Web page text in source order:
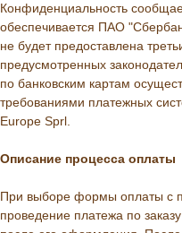
Конфиденциальность
обеспечивается ПАО
не будет предоставлена
предусмотренных
по банковским картам
требованиями платежных
Europe Sprl.
Описание процессa оплаты
При выборе формы оплаты с
проведение платежа по